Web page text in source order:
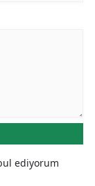
ediyorum